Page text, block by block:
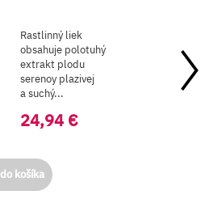
Rastlinný liek
obsahuje polotuhý
extrakt plodu
serenoy plazivej
a suchý...
24,94 €
do košíka